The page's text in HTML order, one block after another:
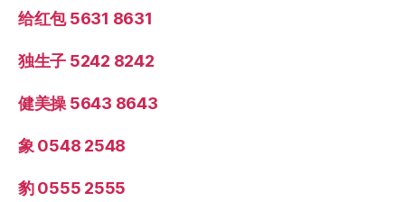
给红包 5631 8631
独生子 5242 8242
健美操 5643 8643
象 0548 2548
豹 0555 2555